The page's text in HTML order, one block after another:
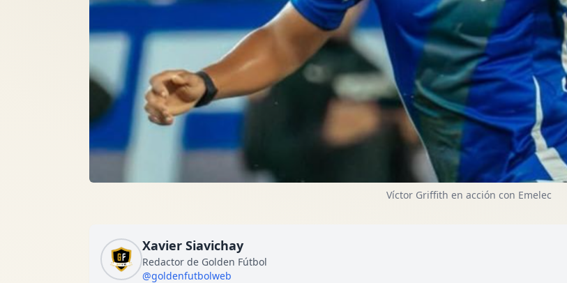
Víctor Griffith en acción con Emelec
Xavier Siavichay
Redactor de Golden Fútbol
@goldenfutbolweb